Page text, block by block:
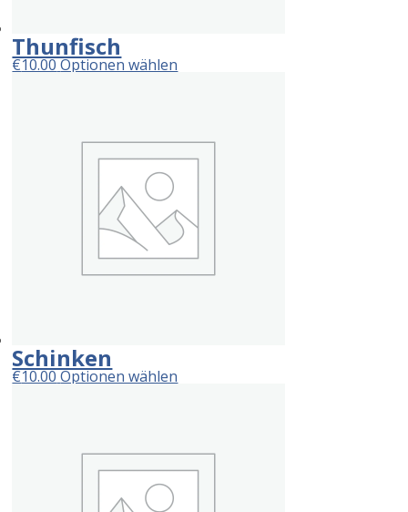
Thunfisch
€10.00Optionen wählen
Schinken
€10.00Optionen wählen